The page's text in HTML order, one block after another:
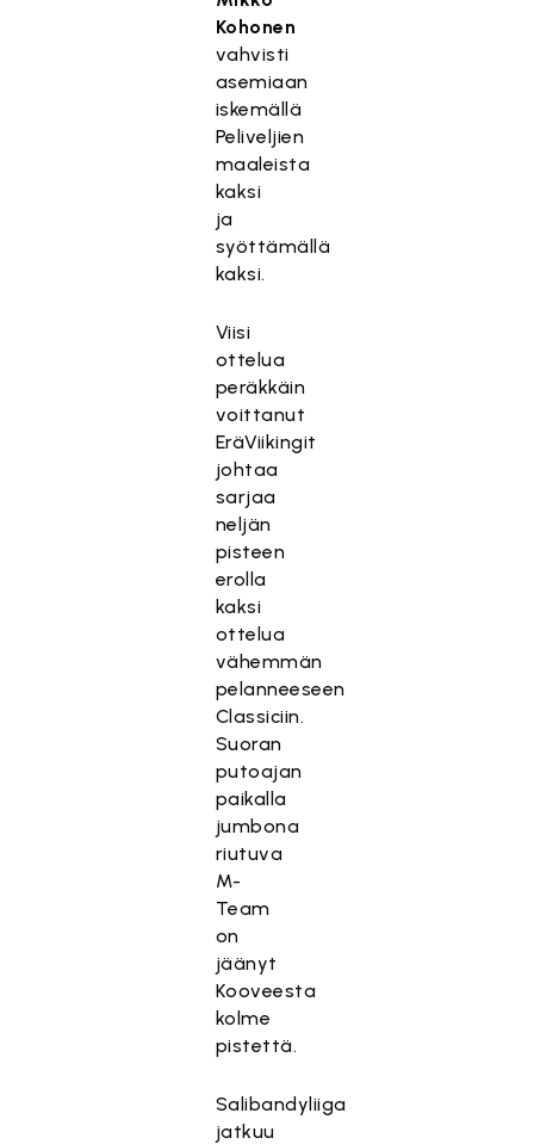
Kohonen
vahvisti
asemiaan
iskemällä
Peliveljien
maaleista
kaksi
ja
syöttämällä
kaksi.
Viisi
ottelua
peräkkäin
voittanut
EräViikingit
johtaa
sarjaa
neljän
pisteen
erolla
kaksi
ottelua
vähemmän
pelanneeseen
Classiciin.
Suoran
putoajan
paikalla
jumbona
riutuva
M-
Team
on
jäänyt
Kooveesta
kolme
pistettä.
Salibandyliiga
jatkuu